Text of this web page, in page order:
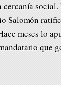
social.
Salomón
meses lo
que